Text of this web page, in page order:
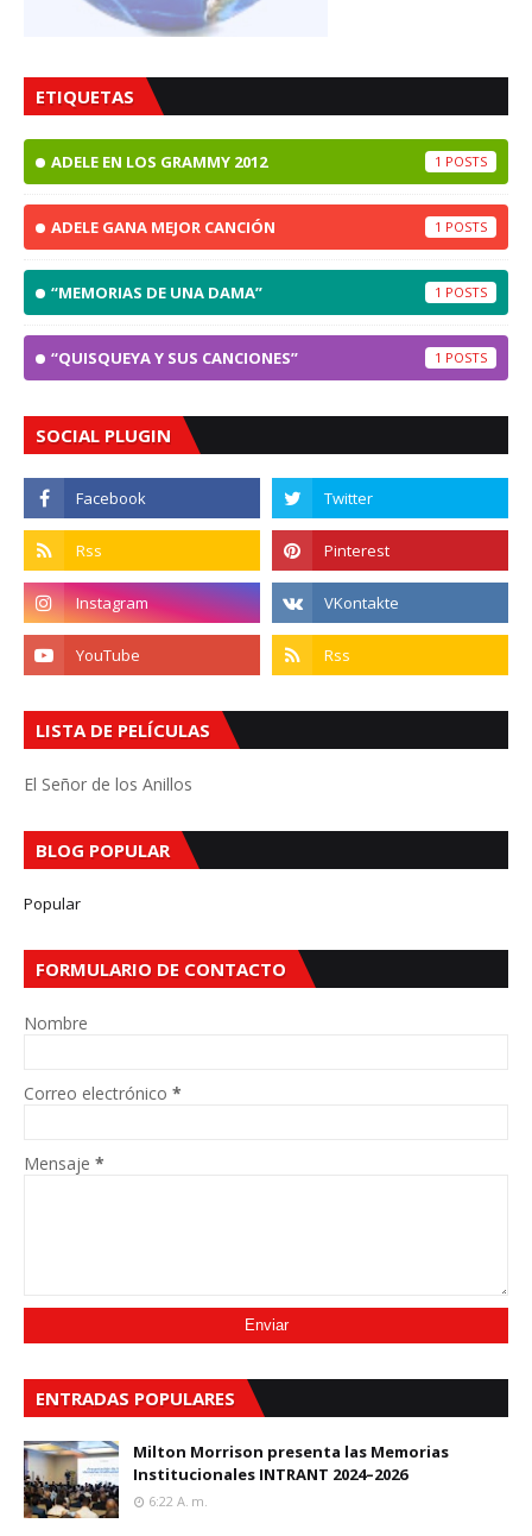
ETIQUETAS
ADELE EN LOS GRAMMY 2012 1
ADELE GANA MEJOR CANCIÓN 1
“MEMORIAS DE UNA DAMA” 1
“QUISQUEYA Y SUS CANCIONES” 1
SOCIAL PLUGIN
LISTA DE PELÍCULAS
El Señor de los Anillos
BLOG POPULAR
Popular
FORMULARIO DE CONTACTO
Nombre
Correo electrónico *
Mensaje *
ENTRADAS POPULARES
Milton Morrison presenta las Memorias
Institucionales INTRANT 2024–2026
6:22 A. M.